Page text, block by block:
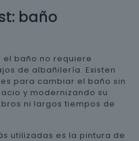
baño
el baño no requiere
de albañilería. Existen
para cambiar el baño sin
y modernizando su
ni largos tiempos de
utilizadas es la pintura de